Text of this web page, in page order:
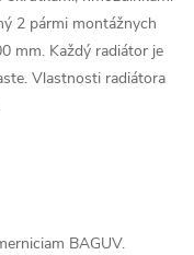
2 pármi montážnych
mm. Každý radiátor je
Vlastnosti radiátora
BAGUV.